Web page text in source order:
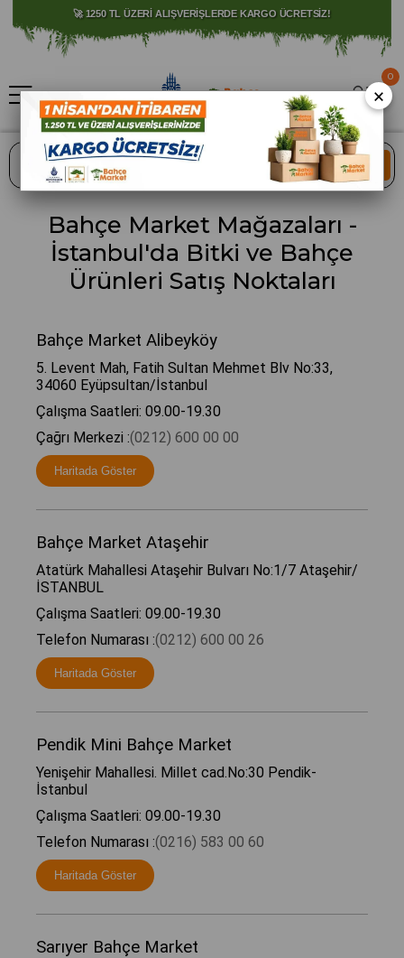
🚀 1250 TL ÜZERİ ALIŞVERİŞLERDE KARGO ÜCRETSİZ!
⚠️ SATIŞLARIMIZ YALNIZCA İSTANBUL İLİ İLE SINIRLIDIR.
ARA
0
Bahçe Market Mağazaları -
İstanbul'da Bitki ve Bahçe
Ürünleri Satış Noktaları
Bahçe Market Alibeyköy
5. Levent Mah, Fatih Sultan Mehmet Blv No:33,
34060 Eyüpsultan/İstanbul
Çalışma Saatleri: 09.00-19.30
Çağrı Merkezi :(0212) 600 00 00
Haritada Göster
Bahçe Market Ataşehir
Atatürk Mahallesi Ataşehir Bulvarı No:1/7 Ataşehir/
İSTANBUL
Çalışma Saatleri: 09.00-19.30
Telefon Numarası :(0212) 600 00 26
Haritada Göster
Pendik Mini Bahçe Market
Yenişehir Mahallesi. Millet cad.No:30 Pendik-
İstanbul
Çalışma Saatleri: 09.00-19.30
Telefon Numarası :(0216) 583 00 60
Haritada Göster
Sarıyer Bahçe Market
×